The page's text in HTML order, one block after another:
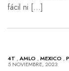
fácil ni […]
4T ,AMLO ,MEXICO ,
5 NOVIEMBRE, 2023